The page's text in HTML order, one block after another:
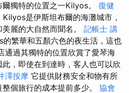
獨特的位置之一Kilyos。 復健
Kilyos是伊斯坦布爾的海灘城市，
麗的大自然而聞名。 記帳士 講
繁華和五顏六色的夜生活，這也
通過其獨特的位置欣賞了愛琴海
，即使在到達時，客人也可以欣
澤按摩 它提供財務安全和物有所
個旅行的成本提前多少。 協會